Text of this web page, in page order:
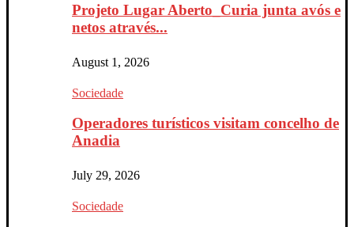
Projeto Lugar Aberto_Curia junta avós e
netos através...
August 1, 2026
Sociedade
Operadores turísticos visitam concelho de
Anadia
July 29, 2026
Sociedade